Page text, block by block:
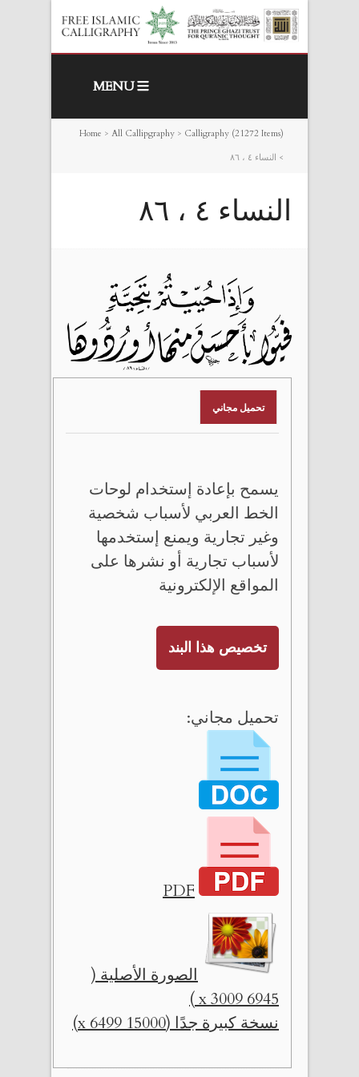
MENU
Home > All Callipgraphy > Calligraphy (21272 Items)
> النساء ٤ ، ٨٦
النساء ٤ ، ٨٦
تحميل مجاني
يسمح بإعادة إستخدام لوحات
الخط العربي لأسباب شخصية
وغير تجارية ويمنع إستخدمها
لأسباب تجارية أو نشرها على
المواقع الإلكترونية
تخصيص هذا البند
تحميل مجاني:
PDF
الصورة الأصلية (
6945 x 3009 )
نسخة كبيرة جدًا (15000 x 6499)